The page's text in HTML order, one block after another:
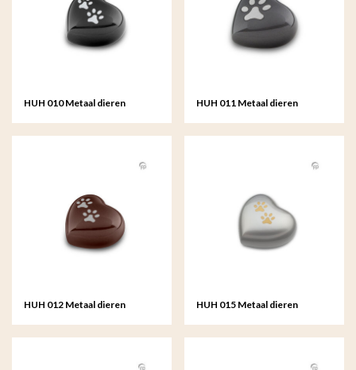
HUH 010 Metaal dieren
HUH 011 Metaal dieren
HUH 012 Metaal dieren
HUH 015 Metaal dieren